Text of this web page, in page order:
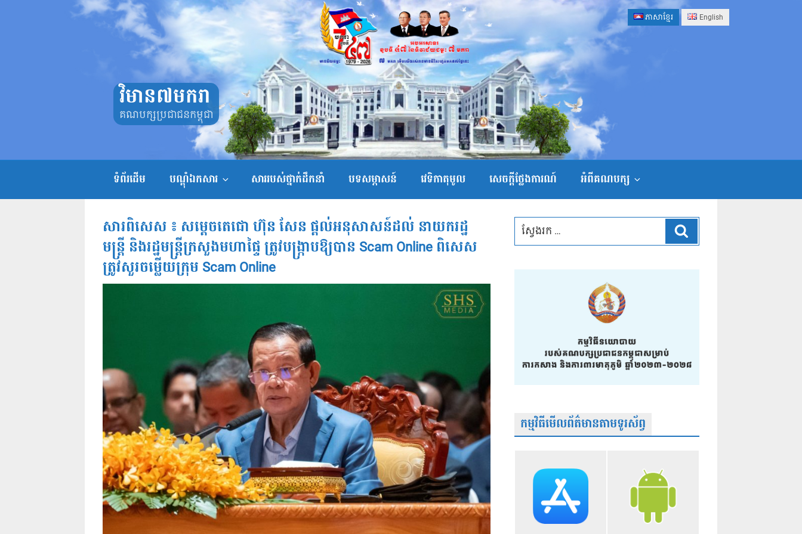
ភាសាខ្មែរ English
វិមាន៧មករា
គណបក្សប្រជាជនកម្ពុជា
ទំព័រដើម បណ្តុំឯកសារ សាររបស់ថ្នាក់ដឹកនាំ បទសម្ភាសន៍ វេទិកាតុមូល សេចក្ដីថ្លែងការណ៍ អំពីគណបក្ស
សារពិសេស ៖ សម្ដេចតេជោ ហ៊ុន សែន ផ្ដល់អនុសាសន៍ដល់ នាយករដ្ឋ
មន្ត្រី និងរដ្ឋមន្ត្រីក្រសួងមហាផ្ទៃ ត្រូវបង្ក្រាបឱ្យបាន Scam Online ពិសេស
ត្រូវសួរចម្លើយក្រុម Scam Online
កម្មវិធីមើលព័ត៌មានតាមទូរស័ព្វ